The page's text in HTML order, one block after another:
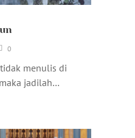
0
menulis di
jadilah…